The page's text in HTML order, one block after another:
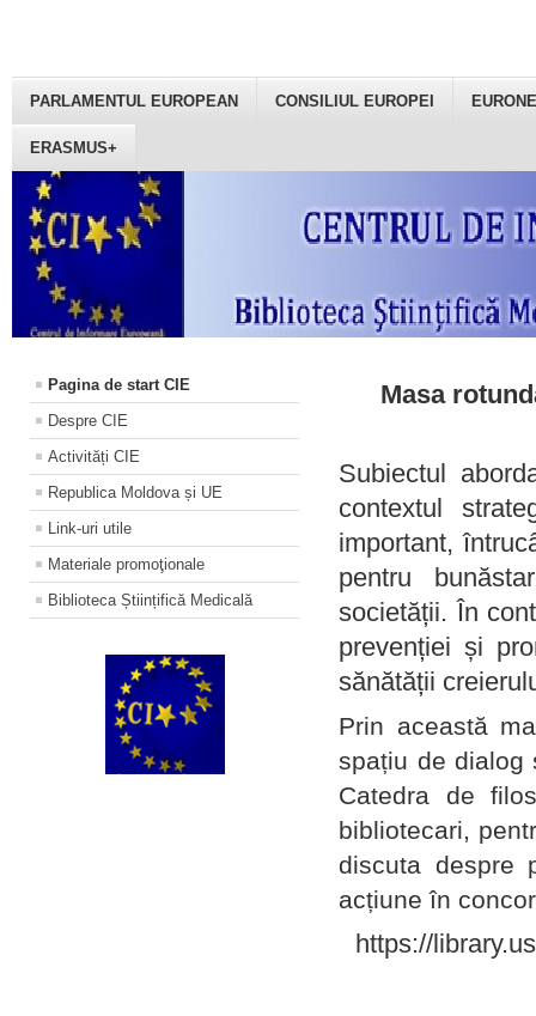
PARLAMENTUL EUROPEAN CONSILIUL EUROPEI
ERASMUS+
Pagina de start CIE
Despre CIE
Activități CIE
Republica Moldova și UE
Link-uri utile
Materiale promoţionale
Biblioteca Științifică Medicală
Masa
Subiectul
contextul
important,
pentru
societății. În
prevenției și
sănătății
Prin această
spațiu de dialog
Catedra de
bibliotecari,
discuta despre
acțiune în
https://